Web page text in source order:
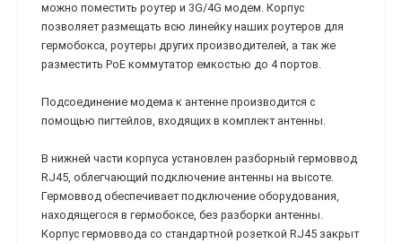
можно поместить роутер и 3G/4G модем. Корпус
позволяет размещать всю линейку наших роутеров для
гермобокса, роутеры других производителей, а так же
разместить PoE коммутатор емкостью до 4 портов.
Подсоединение модема к антенне производится с
помощью пигтейлов, входящих в комплект антенны.
В нижней части корпуса установлен разборный гермоввод
RJ45, облегчающий подключение антенны на высоте.
Гермоввод обеспечивает подключение оборудования,
находящегося в гермобоксе, без разборки антенны.
Корпус гермоввода со стандартной розеткой RJ45 закрыт